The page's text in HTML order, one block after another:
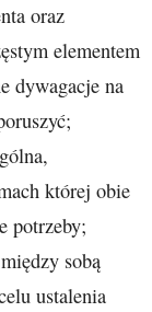
oraz
elementem
dywagacje na
której obie
potrzeby;
sobą
ustalenia